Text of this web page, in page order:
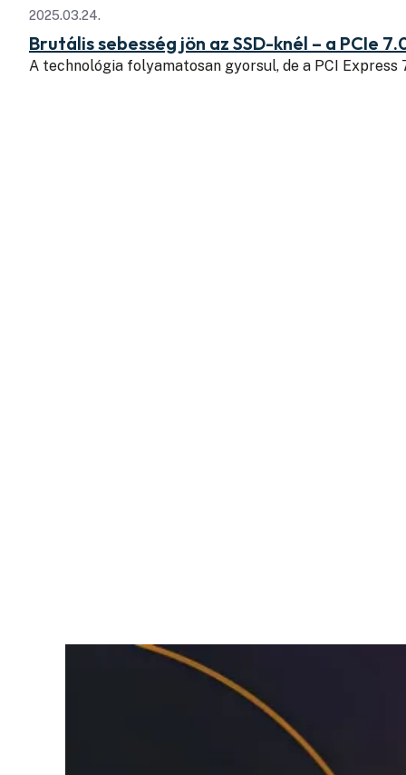
2025.03.24.
Brutális sebesség jön az SSD-knél – a PCIe
A technológia folyamatosan gyorsul, de a PCI Express